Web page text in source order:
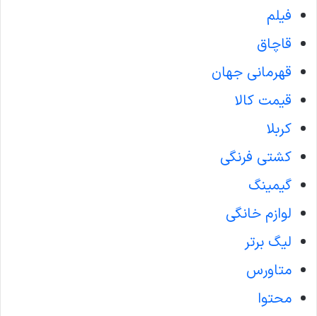
فیلم
قاچاق
قهرمانی جهان
قیمت کالا
کربلا
کشتی فرنگی
گیمینگ
لوازم خانگی
لیگ برتر
متاورس
محتوا